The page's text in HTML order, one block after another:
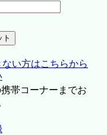
い方はこちらから
帯コーナーまでお